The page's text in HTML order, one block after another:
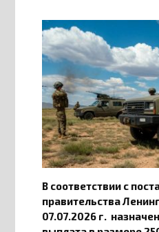
В соответствии с
правительства
07.07.2026 г.